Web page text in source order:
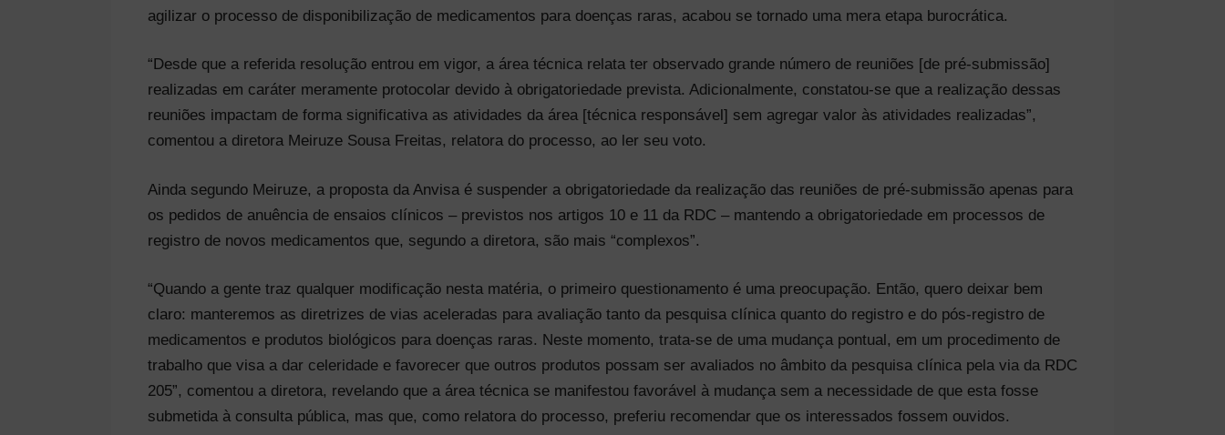
agilizar o processo de disponibilização de medicamentos para doenças raras, acabou se tornado uma mera etapa burocrática.
“Desde que a referida resolução entrou em vigor, a área técnica relata ter observado grande número de reuniões [de pré-submissão]
realizadas em caráter meramente protocolar devido à obrigatoriedade prevista. Adicionalmente, constatou-se que a realização dessas
reuniões impactam de forma significativa as atividades da área [técnica responsável] sem agregar valor às atividades realizadas”,
comentou a diretora Meiruze Sousa Freitas, relatora do processo, ao ler seu voto.
Ainda segundo Meiruze, a proposta da Anvisa é suspender a obrigatoriedade da realização das reuniões de pré-submissão apenas para
os pedidos de anuência de ensaios clínicos – previstos nos artigos 10 e 11 da RDC – mantendo a obrigatoriedade em processos de
registro de novos medicamentos que, segundo a diretora, são mais “complexos”.
“Quando a gente traz qualquer modificação nesta matéria, o primeiro questionamento é uma preocupação. Então, quero deixar bem
claro: manteremos as diretrizes de vias aceleradas para avaliação tanto da pesquisa clínica quanto do registro e do pós-registro de
medicamentos e produtos biológicos para doenças raras. Neste momento, trata-se de uma mudança pontual, em um procedimento de
trabalho que visa a dar celeridade e favorecer que outros produtos possam ser avaliados no âmbito da pesquisa clínica pela via da RDC
205”, comentou a diretora, revelando que a área técnica se manifestou favorável à mudança sem a necessidade de que esta fosse
submetida à consulta pública, mas que, como relatora do processo, preferiu recomendar que os interessados fossem ouvidos.